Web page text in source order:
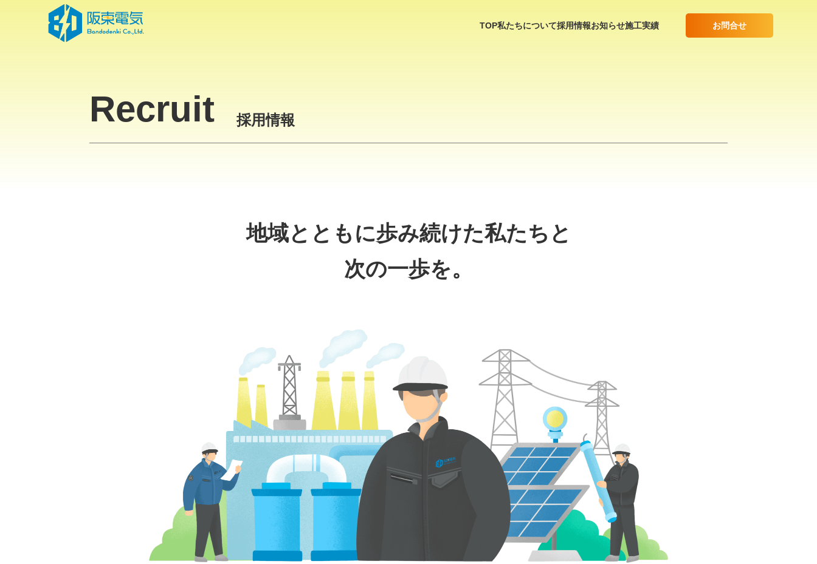
TOP私たちについて採用情報お知らせ施工実績 お問合せ
Recruit 採用情報
地域とともに歩み続けた私たちと
次の一歩を。